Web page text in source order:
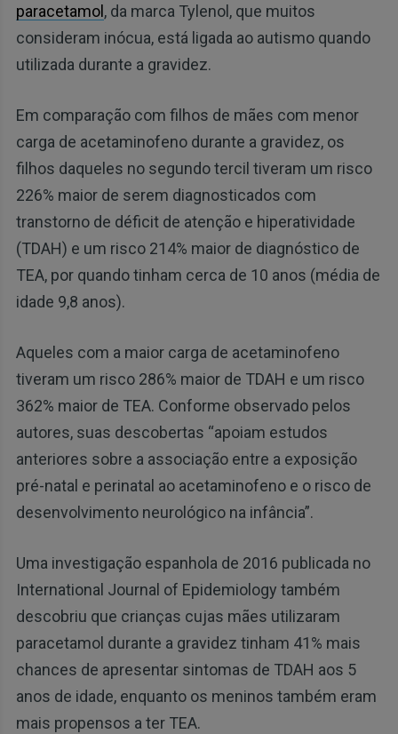
paracetamol, da marca Tylenol, que muitos
consideram inócua, está ligada ao autismo quando
utilizada durante a gravidez.
Em comparação com filhos de mães com menor
carga de acetaminofeno durante a gravidez, os
filhos daqueles no segundo tercil tiveram um risco
226% maior de serem diagnosticados com
transtorno de déficit de atenção e hiperatividade
(TDAH) e um risco 214% maior de diagnóstico de
TEA, por quando tinham cerca de 10 anos (média de
idade 9,8 anos).
Aqueles com a maior carga de acetaminofeno
tiveram um risco 286% maior de TDAH e um risco
362% maior de TEA. Conforme observado pelos
autores, suas descobertas “apoiam estudos
anteriores sobre a associação entre a exposição
pré-natal e perinatal ao acetaminofeno e o risco de
desenvolvimento neurológico na infância”.
Uma investigação espanhola de 2016 publicada no
International Journal of Epidemiology também
descobriu que crianças cujas mães utilizaram
paracetamol durante a gravidez tinham 41% mais
chances de apresentar sintomas de TDAH aos 5
anos de idade, enquanto os meninos também eram
mais propensos a ter TEA.